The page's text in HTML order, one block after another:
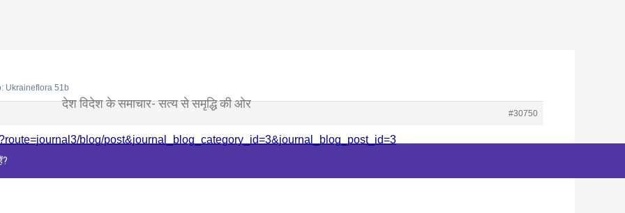
देश विदेश के समाचार- सत्य से समृद्धि की ओर
Ukraineflora 51b
#30750
blog/post&journal_blog_category_id=3&journal_blog_post_id=3